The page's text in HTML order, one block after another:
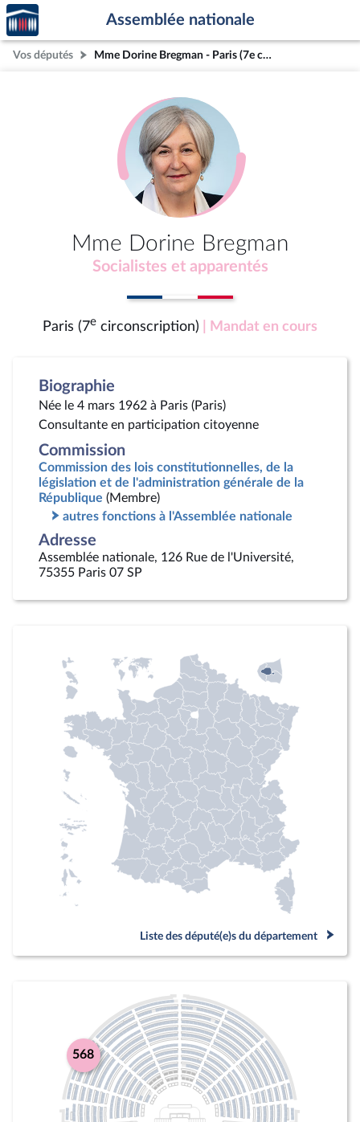
Aller au contenu
Aller en bas de la page
Accèder
à la
page
d'accueil
Assemblée nationale
Vos députés Mme Dorine Bregman - Paris (7e circonscription)
Mme Dorine Bregman
Socialistes et apparentés
Paris (7e circonscription) | Mandat en cours
Biographie
Née le 4 mars 1962 à Paris (Paris)
Consultante en participation citoyenne
Commission
Commission des lois constitutionnelles, de la
législation et de l'administration générale de la
République (Membre)
autres fonctions à l'Assemblée nationale
Adresse
Assemblée nationale, 126 Rue de l'Université,
75355 Paris 07 SP
Liste des député(e)s du département
568